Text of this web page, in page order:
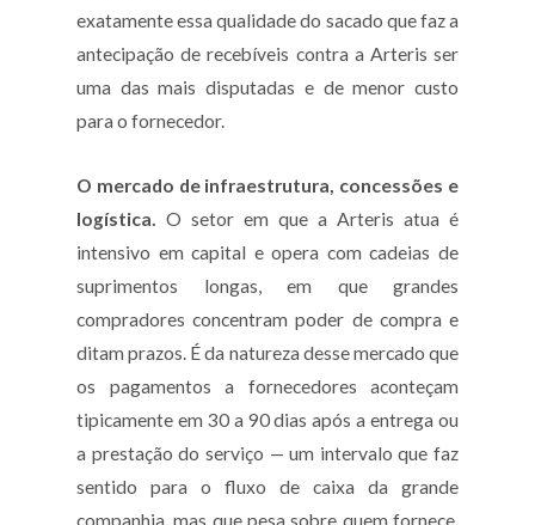
exatamente essa qualidade do sacado que faz a
antecipação de recebíveis contra a Arteris ser
uma das mais disputadas e de menor custo
para o fornecedor.
O mercado de infraestrutura, concessões e
logística. O setor em que a Arteris atua é
intensivo em capital e opera com cadeias de
suprimentos longas, em que grandes
compradores concentram poder de compra e
ditam prazos. É da natureza desse mercado que
os pagamentos a fornecedores aconteçam
tipicamente em 30 a 90 dias após a entrega ou
a prestação do serviço — um intervalo que faz
sentido para o fluxo de caixa da grande
companhia, mas que pesa sobre quem fornece.